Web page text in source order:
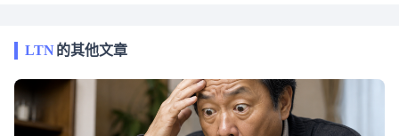
LTN的其他文章